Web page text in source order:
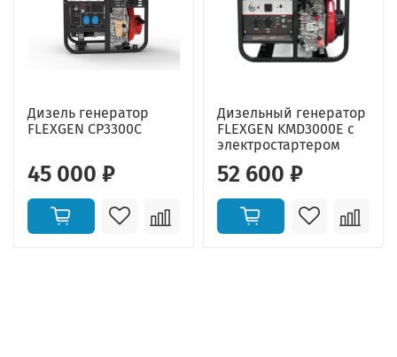
Дизель генератор
FLEXGEN CP3300C
45 000 ₽
Дизельный генератор
FLEXGEN KMD3000E с
электростартером
52 600 ₽